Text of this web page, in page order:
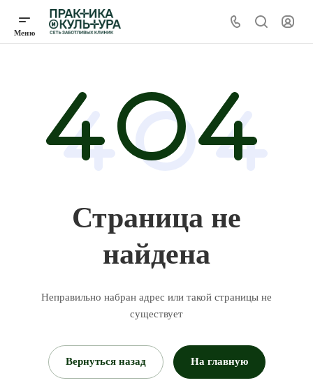
Страница не
найдена
Неправильно набран адрес или такой страницы не
существует
Вернуться назад На главную